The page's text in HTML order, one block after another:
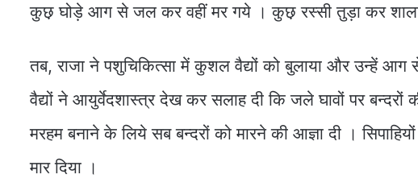
कुछ़ घोड़े आग से जल कर वहीं मर गये । कुछ़ रस्सी तुड़ा कर
तब, राजा ने पशुचिकित्सा में कुशल वैद्यों को बुलाया और उन्हें
वैद्यों ने आयुर्वेदशास्त्र देख कर सलाह दी कि जले घावों पर बन्दरों
मरहम बनाने के लिये सब बन्दरों को मारने की आज्ञा दी ।
मार दिया ।